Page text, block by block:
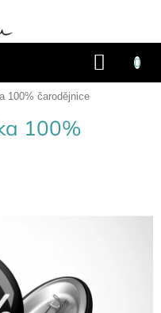
KOŠÍK
100% čarodějnice
100%